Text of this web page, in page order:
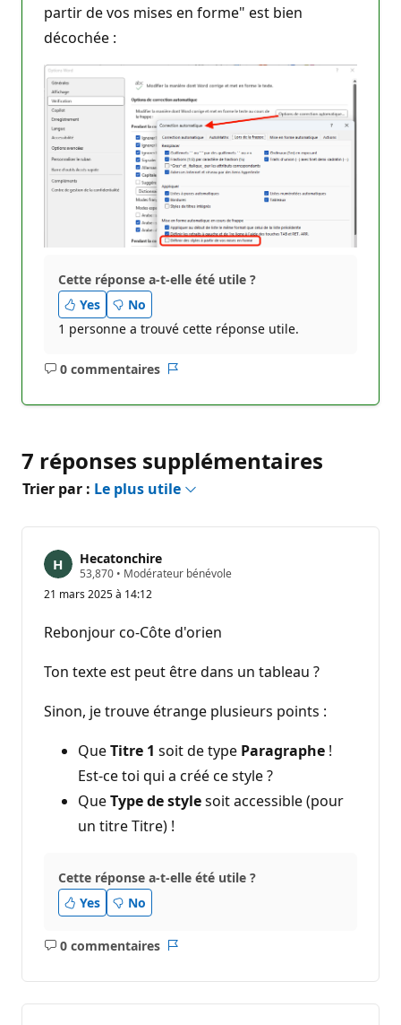
partir de vos mises en forme" est bien
décochée :
Cette réponse a-t-elle été utile ?
Yes
No
1 personne a trouvé cette réponse utile.
0 commentaires
Aucun
7 réponses supplémentaires
Trier par : Le plus utile
Hecatonchire
53,870 P
o
i
s
e
r
p
u
a
i
n
• Modérateur bénévole
21 mars 2025 à 14:12
Rebonjour co-Côte d'orien
Ton texte est peut être dans un tableau ?
Sinon, je trouve étrange plusieurs points :
QueTitre 1 soit de type Paragraphe !
Est-ce toi qui a créé ce style ?
QueType de stylesoit accessible (pour
un titre Titre) !
Cette réponse a-t-elle été utile ?
Yes
No
0 commentaires
Aucun